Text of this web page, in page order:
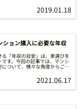
2019.01.18
ション購入に必要な年収
「年収の目安」は、家選びを
す。今回の記事では、マンシ
ついて、様々な角度からご紹
参考にしてください。2021.06.17